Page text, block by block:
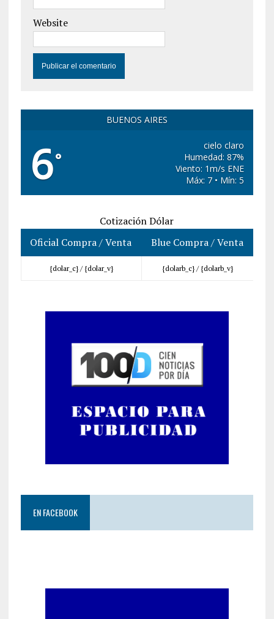
Website
BUENOS AIRES
6°
cielo claro
Humedad: 87%
Viento: 1m/s ENE
Máx: 7 • Mín: 5
Cotización Dólar
Oficial Compra / Venta
Blue Compra / Venta
{dolar_c} / {dolar_v} {dolarb_c} / {dolarb_v}
EN FACEBOOK